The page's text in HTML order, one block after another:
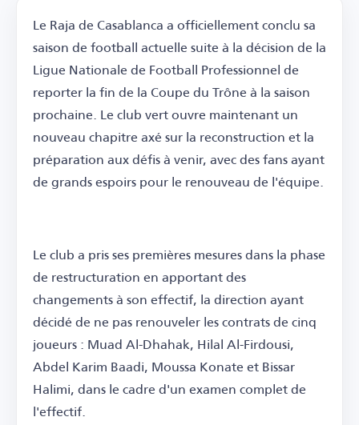
Le Raja de Casablanca a officiellement conclu sa
saison de football actuelle suite à la décision de la
Ligue Nationale de Football Professionnel de
reporter la fin de la Coupe du Trône à la saison
prochaine. Le club vert ouvre maintenant un
nouveau chapitre axé sur la reconstruction et la
préparation aux défis à venir, avec des fans ayant
de grands espoirs pour le renouveau de l'équipe.
Le club a pris ses premières mesures dans la phase
de restructuration en apportant des
changements à son effectif, la direction ayant
décidé de ne pas renouveler les contrats de cinq
joueurs : Muad Al-Dhahak, Hilal Al-Firdousi,
Abdel Karim Baadi, Moussa Konate et Bissar
Halimi, dans le cadre d'un examen complet de
l'effectif.